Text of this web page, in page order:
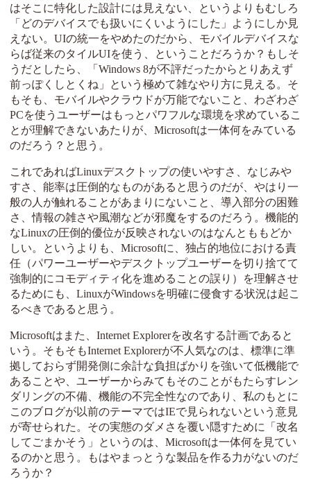
はそこに特化した設計には見えない、というよりもむしろ
「どのデバイスでも扱いにくいようにした」ようにしか見
えない。UIの統一をやめたのだから、モバイルデバイスな
らば従来のタイルUIを使う、ということだろうか？もしそ
うだとしたら、「Windows 8が不評だったからとりあえず
前っぽくしとくね」という極めて雑なやり方に見える。そ
もそも、モバイルやクラウドが万能でないこと、わざわざ
PCを使うユーザーはもっとパワフルな環境を求めているこ
とが理解できないあたりが、Microsoftは一体何をみている
のだろう？と思う。
これであればLinuxデスクトップの使いやすさ、なじみや
すさ、能率は圧倒的なものがあると思うのだが、やはり一
般の人が触れることがあまりにないこと、導入部分の困難
さ、情報の雑さや風潮などが邪魔をするのだろう。機能的
なLinuxの圧倒的優位が反映されないのはなんとももどか
しい。というよりも、Microsoftに、独占的地位における責
任（パワーユーザーやデスクトップユーザーを切り捨てて
強制的にコモディティ化を進めることの誤り）を理解させ
るためにも、LinuxがWindowsを明確に侵食する状況は起こ
るべきであると思う。
Microsoftはまた、Internet Explorerを改名する計画であると
いう。そもそもInternet Explorerが不人気なのは、標準に準
拠しておらず開発側に余計な負担ばかりを強いて低機能で
あることや、ユーザーからみてもそのことがもたらすレン
ダリングの不備、機能の不完全性なのであり、私のもとに
このブログが以前のテーマではIEで見られないという意見
が寄せられた。その実態のダメさを覆い隠すために「改名
してごまかそう」というのは、Microsoftは一体何を見てい
るのかと思う。もはやまっとうな製品を作る力がないのだ
ろうか？